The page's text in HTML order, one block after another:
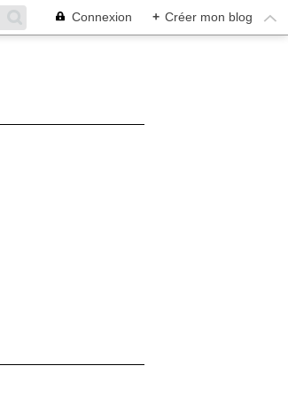
Connexion + Créer mon blog